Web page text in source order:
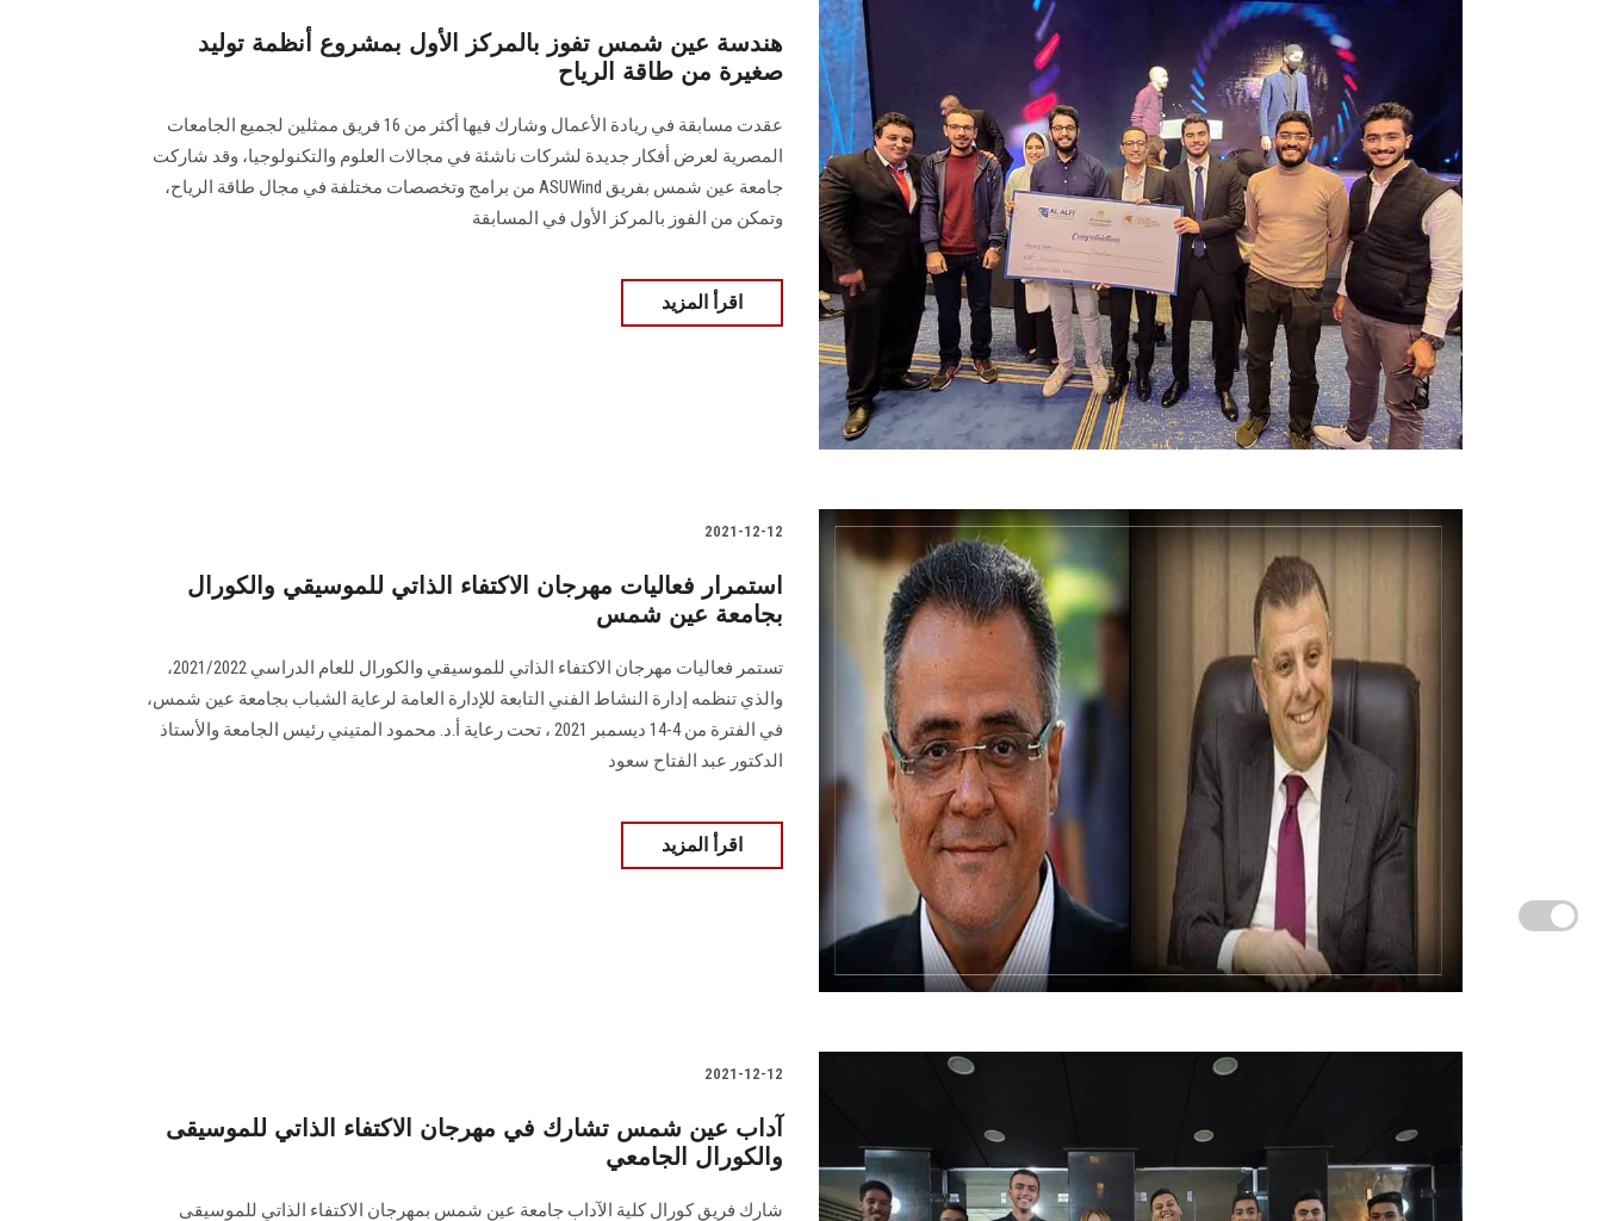
هندسة عين شمس تفوز بالمركز الأول بمشروع أنظمة توليد
صغيرة من طاقة الرياح
عقدت مسابقة في ريادة الأعمال وشارك فيها أكثر من 16 فريق ممثلين لجميع الجامعات
المصرية لعرض أفكار جديدة لشركات ناشئة في مجالات العلوم والتكنولوجيا، وقد شاركت
جامعة عين شمس بفريق ASUWind من برامج وتخصصات مختلفة في مجال طاقة الرياح،
وتمكن من الفوز بالمركز الأول في المسابقة
اقرأ المزيد
2021-12-12
استمرار فعاليات مهرجان الاكتفاء الذاتي للموسيقي والكورال
بجامعة عين شمس
تستمر فعاليات مهرجان الاكتفاء الذاتي للموسيقي والكورال للعام الدراسي 2021/2022،
والذي تنظمه إدارة النشاط الفني التابعة للإدارة العامة لرعاية الشباب بجامعة عين شمس،
في الفترة من 4-14 ديسمبر 2021 ، تحت رعاية أ.د. محمود المتيني رئيس الجامعة والأستاذ
الدكتور عبد الفتاح سعود
اقرأ المزيد
2021-12-12
آداب عين شمس تشارك في مهرجان الاكتفاء الذاتي للموسيقى
والكورال الجامعي
شارك فريق كورال كلية الآداب جامعة عين شمس بمهرجان الاكتفاء الذاتي للموسيقى